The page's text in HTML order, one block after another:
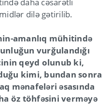
daha cəsarətli
dilə gətirilib.
amanlıq mühitində
vurğulandığı
qeyd olunub ki,
kimi, bundan sonra
mənafeləri əsasında
öz töhfəsini verməyə